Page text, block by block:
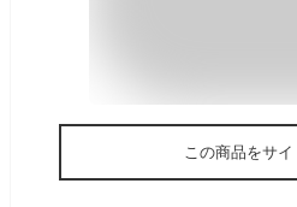
この商品をサ